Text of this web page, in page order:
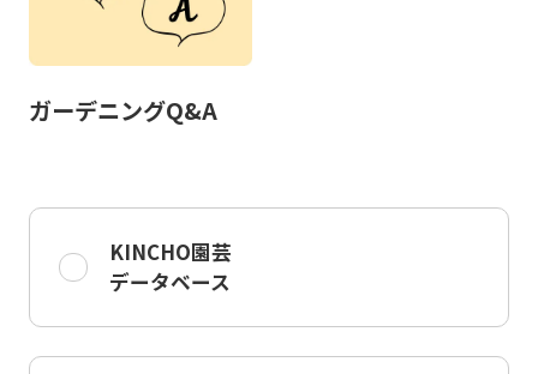
ガーデニングQ&A
KINCHO園芸
データベース